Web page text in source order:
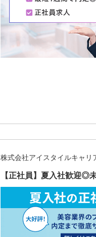
株式会社アイスタイルキャリ
【正社員】夏入社歓迎◎